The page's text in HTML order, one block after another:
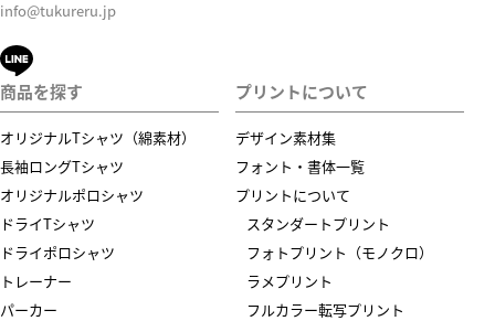
info@tukureru.jp
商品を探す
オリジナルTシャツ（綿素材）
長袖ロングTシャツ
オリジナルポロシャツ
ドライTシャツ
ドライポロシャツ
トレーナー
パーカー
プリントについて
デザイン素材集
フォント・書体一覧
プリントについて
スタンダートプリント
フォトプリント（モノクロ）
ラメプリント
フルカラー転写プリント